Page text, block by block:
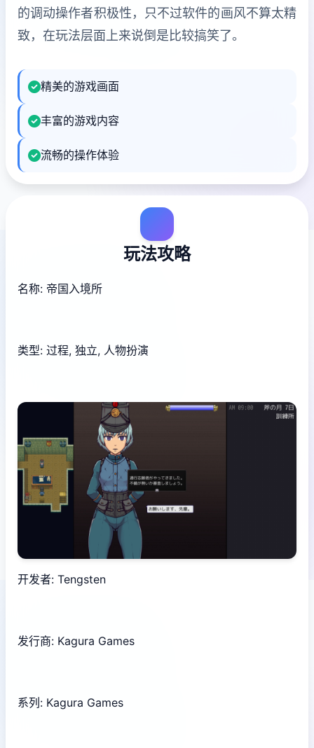
的调动操作者积极性，只不过软件的画风不算太精
致，在玩法层面上来说倒是比较搞笑了。
精美的游戏画面
丰富的游戏内容
流畅的操作体验
玩法攻略
名称: 帝国入境所
类型: 过程, 独立, 人物扮演
开发者: Tengsten
发行商: Kagura Games
系列: Kagura Games